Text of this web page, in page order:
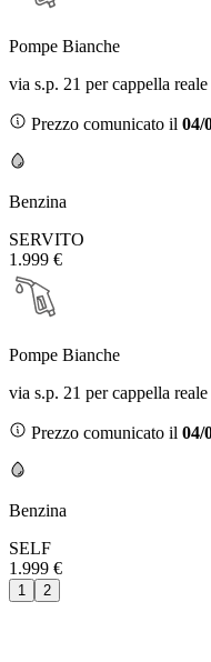
Pompe Bianche
via s.p. 21 per cappella
Prezzo comunicato il 04/
Benzina
SERVITO
1.999 €
Pompe Bianche
via s.p. 21 per cappella
Prezzo comunicato il 04/
Benzina
SELF
1.999 €
1 2